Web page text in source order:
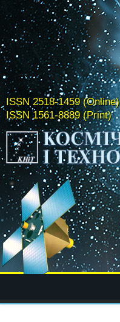
ISSN 2518-1459 (Online)
ISSN 1561-8889 (Print)